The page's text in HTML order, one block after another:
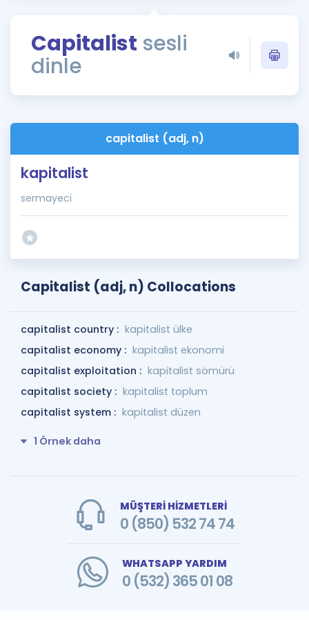
Rehberlik Aracı
ÖSYM Sınav Takvimi
İngilizce Gramer
Capitalist sesli
dinle
capitalist (adj, n)
kapitalist
sermayeci
Capitalist (adj, n) Collocations
capitalist country : kapitalist ülke
capitalist economy : kapitalist ekonomi
capitalist exploitation : kapitalist sömürü
capitalist society : kapitalist toplum
capitalist system : kapitalist düzen
1 Örnek daha
MÜŞTERİ HİZMETLERİ
0 (850) 532 74 74
WHATSAPP YARDIM
0 (532) 365 01 08